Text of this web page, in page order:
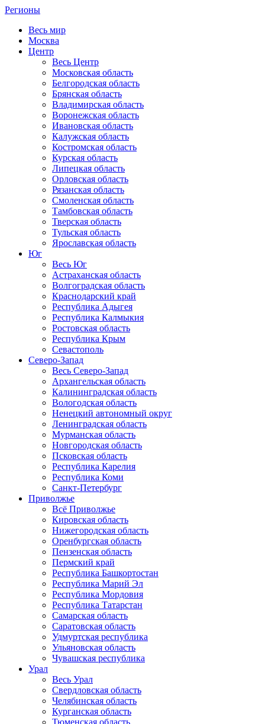
Регионы
Весь мир
Москва
Центр
Весь Центр
Московская область
Белгородская область
Брянская область
Владимирская область
Воронежская область
Ивановская область
Калужская область
Костромская область
Курская область
Липецкая область
Орловская область
Рязанская область
Смоленская область
Тамбовская область
Тверская область
Тульская область
Ярославская область
Юг
Весь Юг
Астраханская область
Волгоградская область
Краснодарский край
Республика Адыгея
Республика Калмыкия
Ростовская область
Республика Крым
Севастополь
Северо-Запад
Весь Северо-Запад
Архангельская область
Калининградская область
Вологодская область
Ненецкий автономный округ
Ленинградская область
Мурманская область
Новгородская область
Псковская область
Республика Карелия
Республика Коми
Санкт-Петербург
Приволжье
Всё Приволжье
Кировская область
Нижегородская область
Оренбургская область
Пензенская область
Пермский край
Республика Башкортостан
Республика Марий Эл
Республика Мордовия
Республика Татарстан
Самарская область
Саратовская область
Удмуртская республика
Ульяновская область
Чувашская республика
Урал
Весь Урал
Свердловская область
Челябинская область
Курганская область
Тюменская область